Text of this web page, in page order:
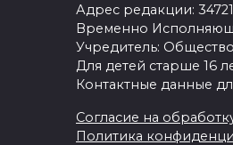
Адрес редакции:
Временно
Учредитель:
Для детей старше 16
Контактные данные
Согласие на
Политика